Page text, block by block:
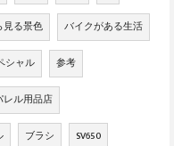
見る景色 バイクがある生活
シャル 参考
レル用品店
ブラシ SV650